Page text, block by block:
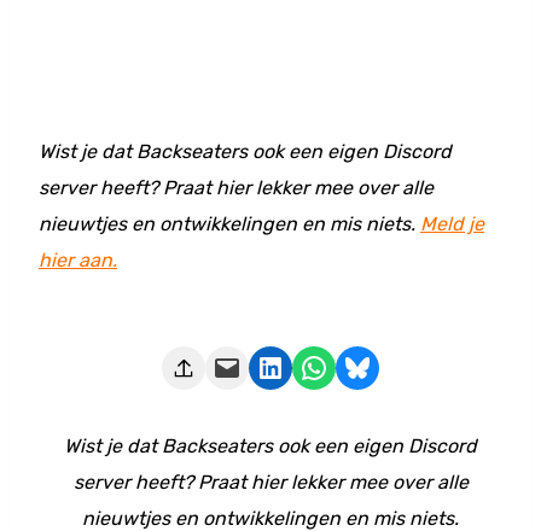
Wist je dat Backseaters ook een eigen Discord
server heeft? Praat hier lekker mee over alle
nieuwtjes en ontwikkelingen en mis niets. Meld je
hier aan.
Deze pagina e-mailen Delen op LinkedIn Delen via WhatsApp Share on Bluesky
Wist je dat Backseaters ook een eigen Discord
server heeft? Praat hier lekker mee over alle
nieuwtjes en ontwikkelingen en mis niets.